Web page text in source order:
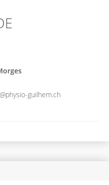
guilhem.ch